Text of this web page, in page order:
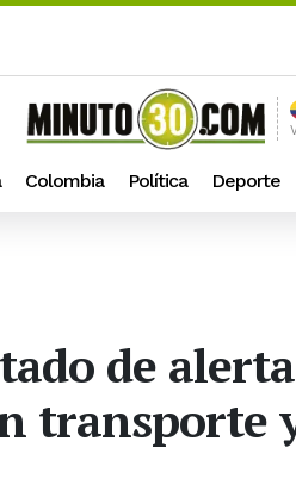
Colombia Política Deporte
de
transporte